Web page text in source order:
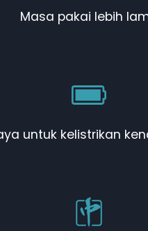
Masa pakai lebih
untuk kelistrikan